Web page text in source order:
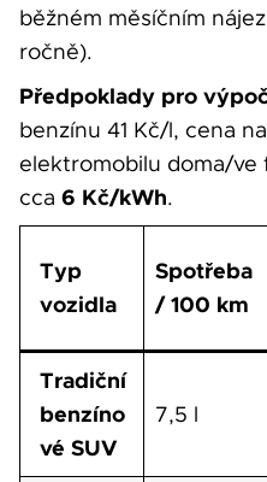
běžném měsíčním
ročně).
Předpoklady pro
benzínu 41 Kč/l, cena
elektromobilu doma/ve
cca 6 Kč/kWh.
Typ
vozidla
Spotřeba
/ 100 km
Tradiční
benzíno
vé SUV
7,5 l